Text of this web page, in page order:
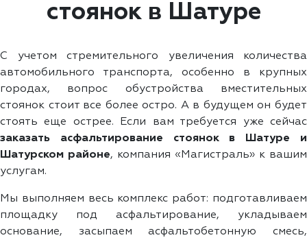
стоянок в Шатуре
С учетом стремительного увеличения количества
автомобильного транспорта, особенно в крупных
городах, вопрос обустройства вместительных
стоянок стоит все более остро. А в будущем он будет
стоять еще острее. Если вам требуется уже сейчас
заказать асфальтирование стоянок в Шатуре и
Шатурском районе, компания «Магистраль» к вашим
услугам.
Мы выполняем весь комплекс работ: подготавливаем
площадку под асфальтирование, укладываем
основание, засыпаем асфальтобетонную смесь,